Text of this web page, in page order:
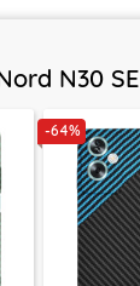
N30 SE
-64%